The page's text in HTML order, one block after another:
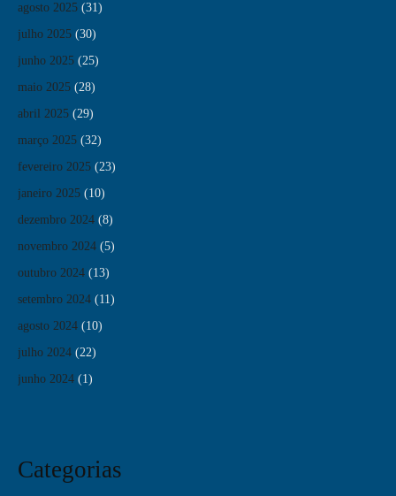
agosto 2025 (31)
julho 2025 (30)
junho 2025 (25)
maio 2025 (28)
abril 2025 (29)
março 2025 (32)
fevereiro 2025 (23)
janeiro 2025 (10)
dezembro 2024 (8)
novembro 2024 (5)
outubro 2024 (13)
setembro 2024 (11)
agosto 2024 (10)
julho 2024 (22)
junho 2024 (1)
Categorias